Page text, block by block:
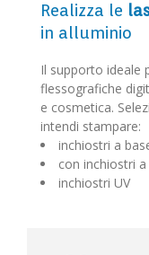
Realizza le
in alluminio
Il supporto ideale
flessografiche
e cosmetica.
intendi stampare:
inchiostri a
con inchiostri
inchiostri UV